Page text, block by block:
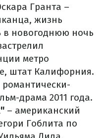
Гранта –
жизнь
в новогоднюю ночь
метро
штат Калифорния.
драма 2011 года.
– американский
Гоблита по